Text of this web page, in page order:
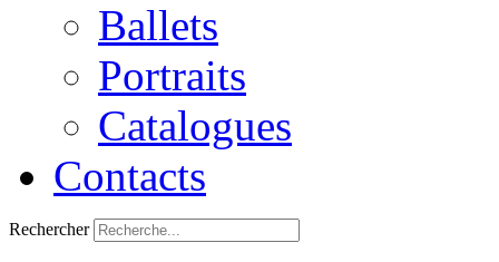
Ballets
Portraits
Catalogues
Contacts
Rechercher